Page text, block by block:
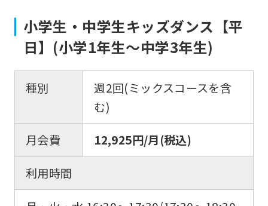
小学生・中学生キッズダンス【平
日】(小学1年生〜中学3年生)
種別
週2回(ミックスコースを含
む)
月会費
12,925円/月(税込)
利用時間